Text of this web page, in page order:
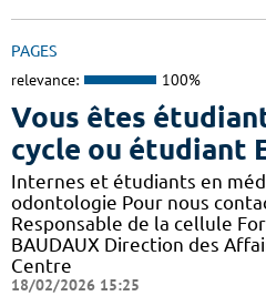
PAGES
relevance: 100%
Vous êtes
cycle ou étudiant
Internes et étudiants en
odontologie Pour nous
Responsable de la cellule
BAUDAUX Direction des
Centre
18/02/2026 15:25